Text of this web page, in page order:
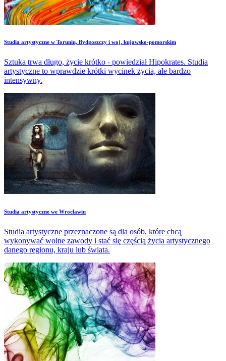
Studia artystyczne w Toruniu, Bydgoszczy i woj. kujawsko-pomorskim
Sztuka trwa długo, życie krótko - powiedział Hipokrates. Studia
artystyczne to wprawdzie krótki wycinek życia, ale bardzo
intensywny.
Studia artystyczne we Wrocławiu
Studia artystyczne przeznaczone są dla osób, które chcą
wykonywać wolne zawody i stać się częścią życia artystycznego
danego regionu, kraju lub świata.